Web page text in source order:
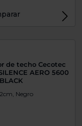
de techo Cecotec
AERO 5600
Negro